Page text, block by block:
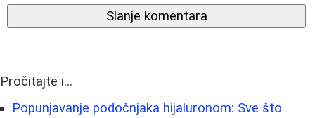
Slanje komentara
Pročitajte i...
Popunjavanje podočnjaka hijaluronom: Sve što